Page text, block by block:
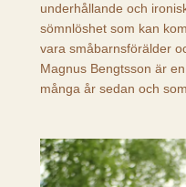
underhållande och
sömnlöshet som kan
vara småbarnsförälder
Magnus Bengtsson är
många år sedan och